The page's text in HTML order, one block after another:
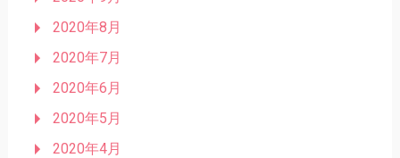
2020年8月
2020年7月
2020年6月
2020年5月
2020年4月